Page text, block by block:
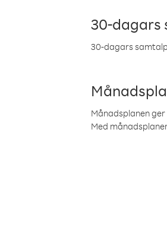
30-dagars
30-dagars
Månadsplanen
Med